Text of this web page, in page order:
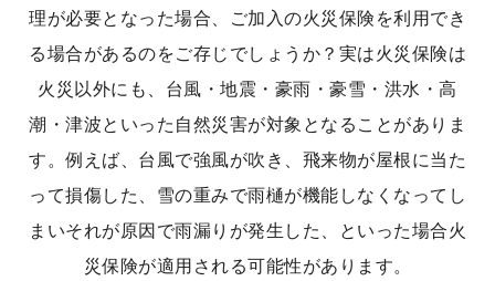
理が必要となった場合、ご加入の火災保険を利用でき
る場合があるのをご存じでしょうか？実は火災保険は
火災以外にも、台風・地震・豪雨・豪雪・洪水・高
潮・津波といった自然災害が対象となることがありま
す。例えば、台風で強風が吹き、飛来物が屋根に当た
って損傷した、雪の重みで雨樋が機能しなくなってし
まいそれが原因で雨漏りが発生した、といった場合火
災保険が適用される可能性があります。